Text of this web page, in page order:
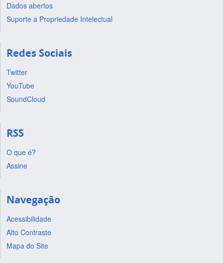
Dados abertos
Suporte a Propriedade Intelectual
Redes Sociais
Twitter
YouTube
SoundCloud
RSS
O que é?
Assine
Navegação
Acessibilidade
Alto Contraste
Mapa do Site